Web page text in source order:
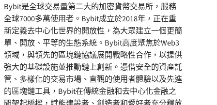
Bybit是全球交易量第二大的加密貨幣交易所，服務
全球7000多萬使用者。Bybit成立於2018年，正在重
新定義去中心化世界的開放性，為大眾建立一個更簡
單、開放、平等的生態系統。Bybit高度聚焦於Web3
領域，與領先的區塊鏈協議展開戰略性合作，以提供
強大的基礎設施並推動鏈上創新。憑借安全的資產託
管、多樣化的交易市場、直觀的使用者體驗以及先進
的區塊鏈工具，Bybit在傳統金融和去中心化金融之